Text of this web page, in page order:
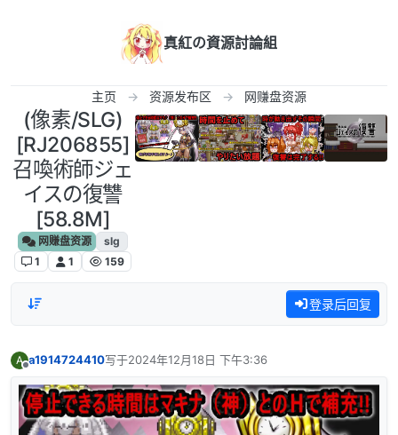
真紅の資源討論組
主页 资源发布区 网赚盘资源
(像素/SLG)
[RJ206855]
召喚術師ジェ
イスの復讐
[58.8M]
网赚盘资源
slg
1
1 159
登录后回复
A a1914724410写于2024年12月18日 下午3:36
最后由 编辑